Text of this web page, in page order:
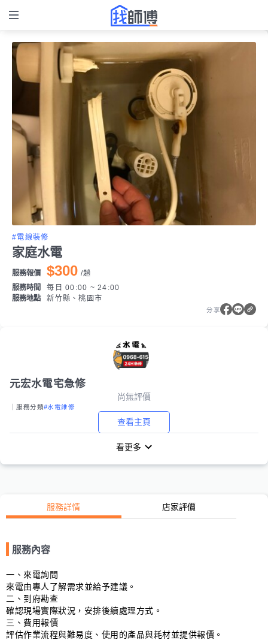
#電線裝修
家庭水電
服務報價 $300 /趟
服務時間
每日 00:00 ~ 24:00
服務地點
新竹縣、桃園市
分享
元宏水電宅急修
尚無評價
｜服務分類#水電維修
查看主頁
看更多
服務詳情 店家評價
服務內容
一、來電詢問
來電由專人了解需求並給予建議。
二、到府勘查
確認現場實際狀況，安排後續處理方式。
三、費用報價
評估作業流程與難易度、使用的產品與耗材並提供報價。